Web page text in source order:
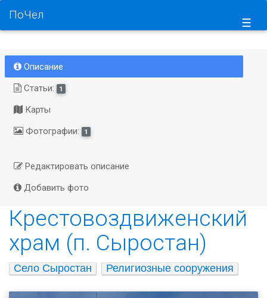
☰
ПоЧел
Описание
Статьи:
1
Карты
Фотографии:
1
Редактировать описание
Добавить фото
Крестовоздвиженский
храм (п. Сыростан)
Село Сыростан Религиозные сооружения